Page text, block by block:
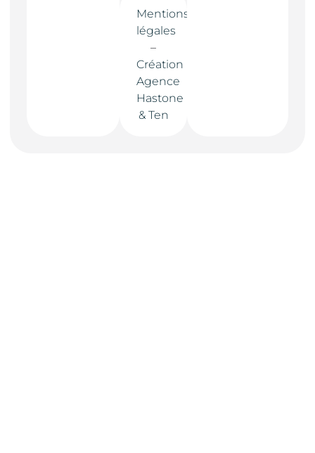
Mentions
légales
–
Création
Agence
Hastone
& Ten